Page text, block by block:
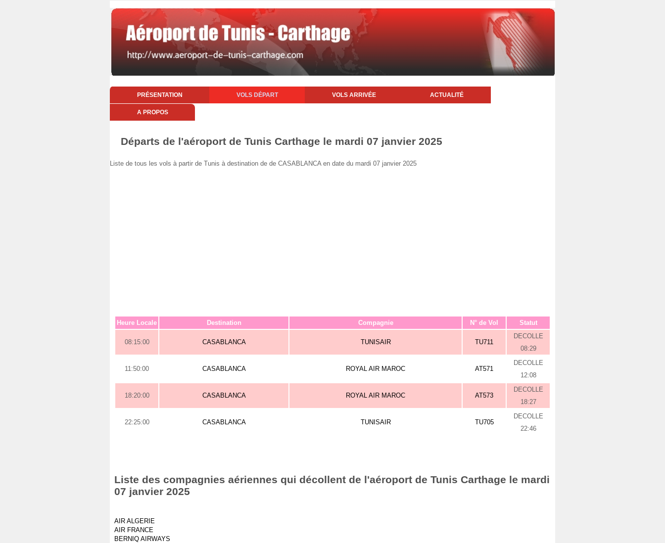
PRÉSENTATION VOLS DÉPART VOLS ARRIVÉE ACTUALITÉ
A PROPOS
Départs de l'aéroport de Tunis Carthage le mardi 07 janvier 2025
Liste de tous les vols à partir de Tunis à destination de de CASABLANCA en date du mardi 07 janvier 2025
Heure Locale Destination Compagnie N° de Vol Statut
08:15:00 CASABLANCA TUNISAIR TU711
DECOLLE
08:29
11:50:00 CASABLANCA ROYAL AIR MAROC AT571
DECOLLE
12:08
18:20:00 CASABLANCA ROYAL AIR MAROC AT573
DECOLLE
18:27
22:25:00 CASABLANCA TUNISAIR TU705
DECOLLE
22:46
Liste des compagnies aériennes qui décollent de l'aéroport de Tunis Carthage le mardi
07 janvier 2025
AIR ALGERIE
AIR FRANCE
BERNIQ AIRWAYS